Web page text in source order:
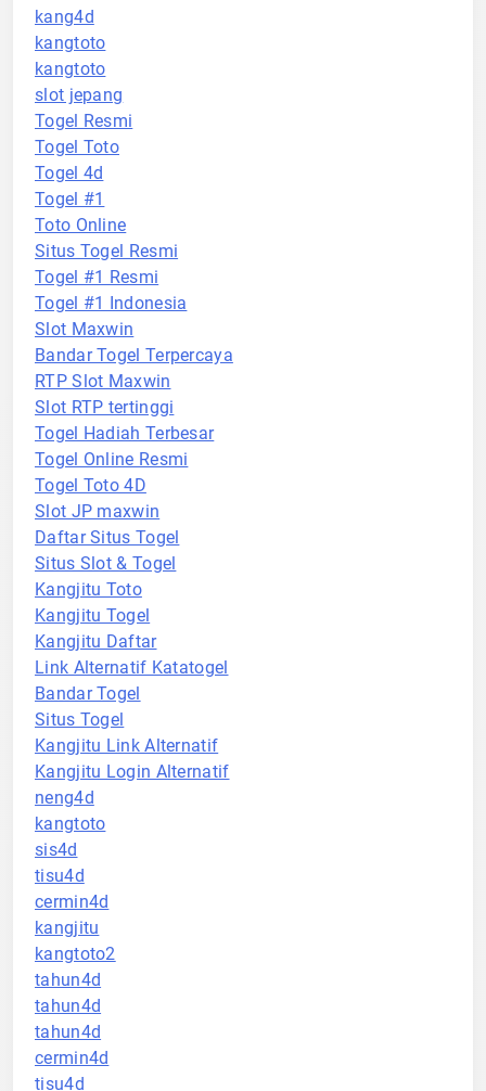
kang4d
kangtoto
kangtoto
slot jepang
Togel Resmi
Togel Toto
Togel 4d
Togel #1
Toto Online
Situs Togel Resmi
Togel #1 Resmi
Togel #1 Indonesia
Slot Maxwin
Bandar Togel Terpercaya
RTP Slot Maxwin
Slot RTP tertinggi
Togel Hadiah Terbesar
Togel Online Resmi
Togel Toto 4D
Slot JP maxwin
Daftar Situs Togel
Situs Slot & Togel
Kangjitu Toto
Kangjitu Togel
Kangjitu Daftar
Link Alternatif Katatogel
Bandar Togel
Situs Togel
Kangjitu Link Alternatif
Kangjitu Login Alternatif
neng4d
kangtoto
sis4d
tisu4d
cermin4d
kangjitu
kangtoto2
tahun4d
tahun4d
tahun4d
cermin4d
tisu4d